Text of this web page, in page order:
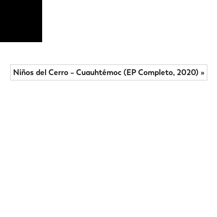
Niños del Cerro – Cuauhtémoc (EP Completo, 2020) »